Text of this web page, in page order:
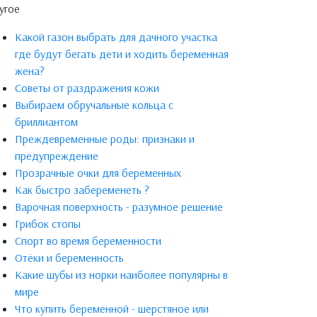
Какой газон выбрать для дачного участка
где будут бегать дети и ходить беременная
жена?
Советы от раздражения кожи
Выбираем обручальные кольца с
бриллиантом
Преждевременные роды: признаки и
предупреждение
Прозрачные очки для беременных
Как быстро забеременеть ?
Варочная поверхность - разумное решение
Грибок стопы
Спорт во время беременности
Отёки и беременность
Какие шубы из норки наиболее популярны в
мире
Что купить беременной - шерстяное или